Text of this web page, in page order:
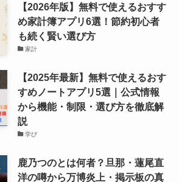
【2026年版】無料で使えるおすす
め家計簿アプリ6選！節約初心者
も続く賢い選び方
家計
【2025年最新】無料で使えるおす
すめノートアプリ5選｜公式情報
から機能・制限・選び方を徹底解
説
学び
鹿乃つのとは何者？旦那・蓮尾直
洋の噂から万博炎上・掲示板の真